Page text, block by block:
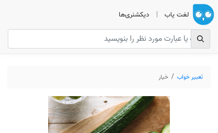
لغت یاب | دیکشنری‌ها
تعبیر خواب خیار